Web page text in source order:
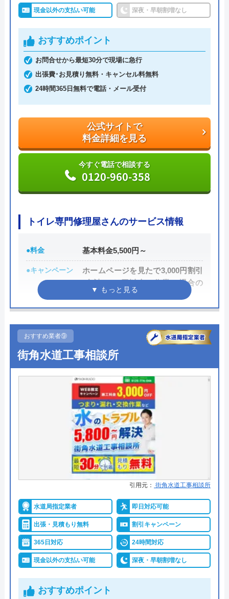
すべて自社工事なので、相場よりも低価格なのが魅
うトラブルの基本料金は1,080円〜、つまりは1,800
円〜となっています。サイトを見たことを伝えれ
ば、嬉しい割引もあります。
サイトでは、市区町村別に多数のお客様の声を見る
ことが可能で、評判の高さがうかがえます。修理日
記から施工実績をチェックできます。
公式サイトで
料金詳細を見る
0120-387-303
イーライフサポートセンターの基本情報
運営会社 株式会社Ariana
代表者 三浦祥平
所在地
〒564-0044
大阪府吹田市南金田2-7-14
現金以外の支払い可能 深夜・早朝割増なし
おすすめポイント
お問合せから最短30分で現場に急行
出張費･お見積り無料・キャンセル料無料
24時間365日無料で電話・メール受付
公式サイトで
料金詳細を見る
今すぐ電話で相談する
0120-960-358
トイレ専門修理屋さんのサービス情報
●料金 基本料金5,500円～
●キャンペーン
ホームページを見たで3,000円割引
(合計8,000円以上の作業の場合の
●受付時間
●定休日 年中無休
●出張見積もり 見積もり・出張費無料
現金支払、銀行振込、PayPay、ク
レジットカード
―
―
詳細は公式HPでご確認ください
トイレ専門修理屋さんは水道局指定工事店の水道業
者です。24時間年中無休で営業しており、即日対応
も可能です。問い合わせから最短30分で訪問してく
れて、経験豊富な作業スタッフが「安全・安心・親
イレトラブルを解決してくれます。
おすすめ業者⑨
街角水道工事相談所
引用元： 街角水道工事相談所
水道局指定業者 即日対応可能
出張・見積もり無料 割引キャンペーン
365日対応 24時間対応
現金以外の支払い可能 深夜・早朝割増なし
おすすめポイント